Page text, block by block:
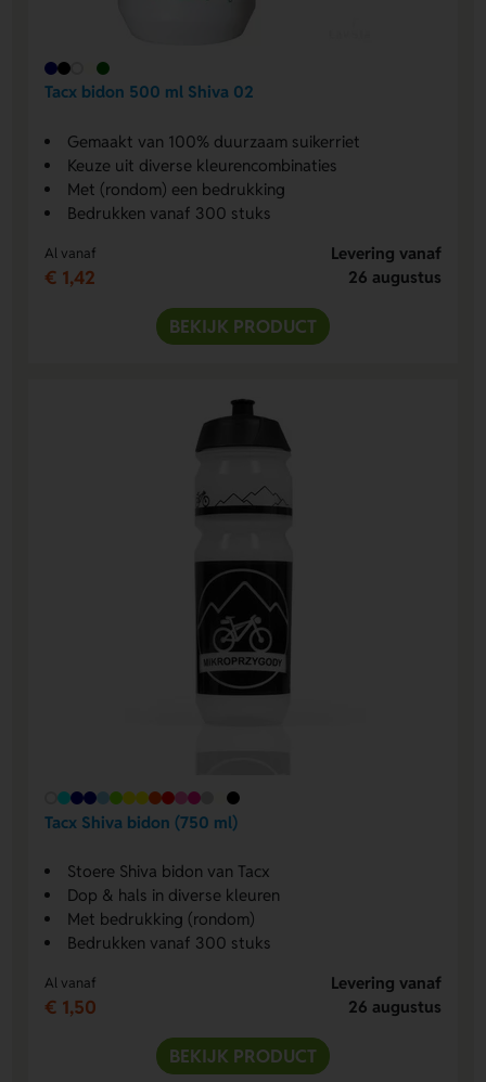
Tacx bidon 500 ml Shiva 02
Gemaakt van 100% duurzaam suikerriet
Keuze uit diverse kleurencombinaties
Met (rondom) een bedrukking
Bedrukken vanaf 300 stuks
Al vanaf
€ 1,42
Levering vanaf
26 augustus
BEKIJK PRODUCT
Tacx Shiva bidon (750 ml)
Stoere Shiva bidon van Tacx
Dop & hals in diverse kleuren
Met bedrukking (rondom)
Bedrukken vanaf 300 stuks
Al vanaf
€ 1,50
Levering vanaf
26 augustus
BEKIJK PRODUCT